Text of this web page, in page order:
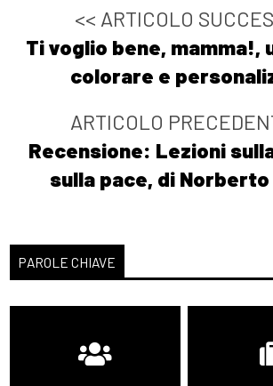
<< ARTICOLO
Ti voglio bene, mamma!,
colorare e
ARTICOLO
Recensione: Lezioni
sulla pace, di
PAROLE CHIAVE